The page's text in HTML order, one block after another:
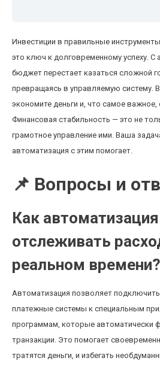
Инвестиции в правильные
это ключ к долговременному успеху. С
бюджет перестает казаться сложной
превращаясь в управляемую систему.
экономите деньги и, что самое важное,
Финансовая стабильность — это не
грамотное управление ими. Ваша
автоматизация с этим помогает.
📌 Вопросы и
Как
отслеживать
реальном времени?
Автоматизация позволяет
платежные системы к специальным
программам, которые автоматически
транзакции. Это помогает
тратятся деньги, и избегать